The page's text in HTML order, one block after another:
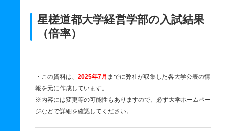
星槎道都大学経営学部の入試結果
（倍率）
・この資料は、 2025年7月 までに弊社が収集した各大学公表の情
報を元に作成しています。
※内容には変更等の可能性もありますので、必ず大学ホームペー
ジなどで詳細を確認してください。